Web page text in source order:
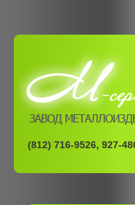
(812) 716-9526, 927-